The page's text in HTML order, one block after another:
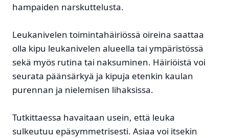
hampaiden narskuttelusta.
Leukanivelen toimintahäiriössä oireina saattaa
olla kipu leukanivelen alueella tai ympäristössä
sekä myös rutina tai naksuminen. Häiriöistä voi
seurata päänsärkyä ja kipuja etenkin kaulan
purennan ja nielemisen lihaksissa.
Tutkittaessa havaitaan usein, että leuka
sulkeutuu epäsymmetrisesti. Asiaa voi itsekin